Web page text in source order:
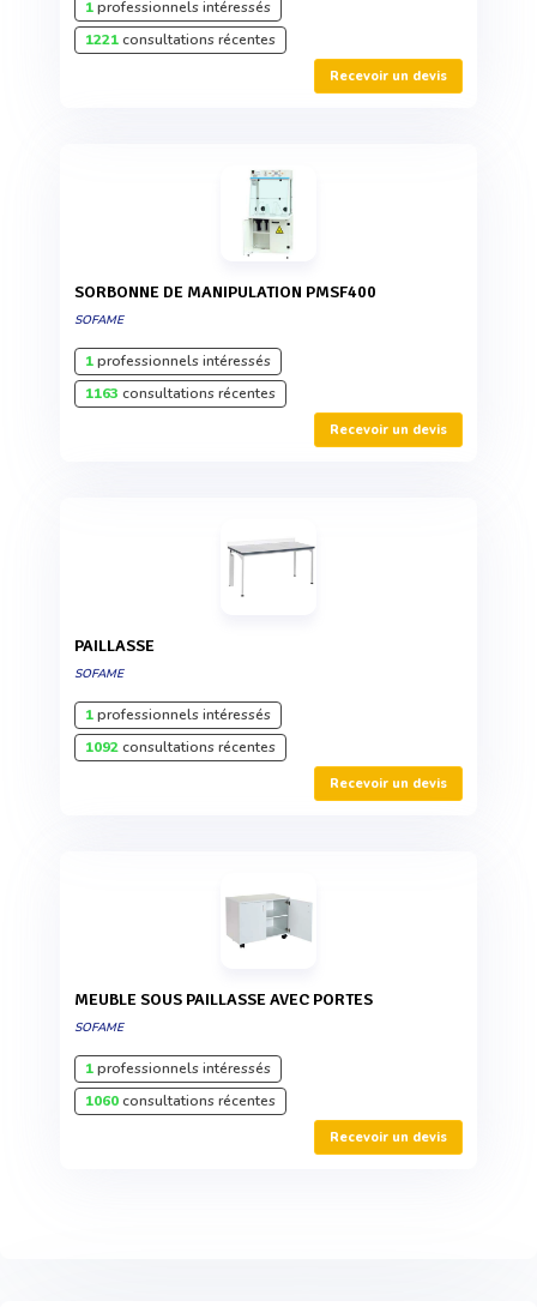
1professionnels intéressés
1221consultations récentes
Recevoir un devis
SORBONNE DE MANIPULATION PMSF400
SOFAME
1professionnels intéressés
1163 consultations récentes
Recevoir un devis
PAILLASSE
SOFAME
1professionnels intéressés
1092consultations récentes
Recevoir un devis
MEUBLE SOUS PAILLASSE AVEC PORTES
SOFAME
1professionnels intéressés
1060consultations récentes
Recevoir un devis